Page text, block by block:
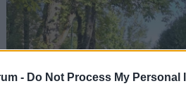
- Do Not Process My Personal